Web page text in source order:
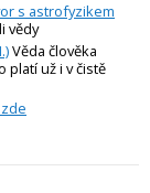
s astrofyzikem
vědy
Věda člověka
platí už i v čistě